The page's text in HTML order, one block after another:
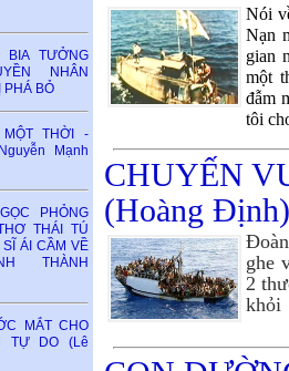
BIA TƯỞNG
NHÂN
PHÁ BỎ
THỜI -
Mạnh
PHỎNG
THÁI TÚ
ÁI CẦM VỀ
THÀNH
MẮT CHO
TỰ DO (Lê
Nói
Nạn
gian
một
đẫm
tôi
CHUYẾN
(Hoàng Định)
ghe
2